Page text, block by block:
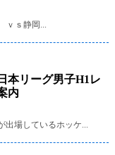
ｖｓ静岡...
本リーグ男子H1レ
内
出場しているホッケ...